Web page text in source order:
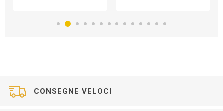
CONSEGNE VELOCI